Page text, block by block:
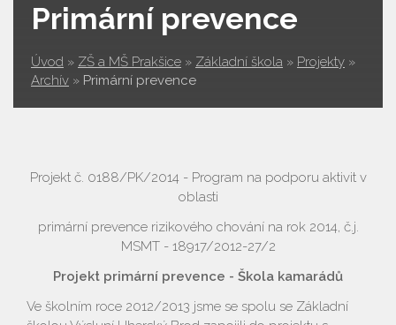
Primární prevence
Úvod » ZŠ a MŠ Prakšice » Základní škola » Projekty »
Archív » Primární prevence
Projekt č. 0188/PK/2014 - Program na podporu aktivit v
oblasti
primární prevence rizikového chování na rok 2014, č.j.
MSMT - 18917/2012-27/2
Projekt primární prevence - Škola kamarádů
Ve školním roce 2012/2013 jsme se spolu se Základní